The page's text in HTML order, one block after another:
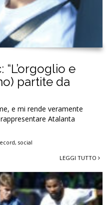
“L’orgoglio e
partite da
e mi rende veramente
Atalanta
, social
LEGGI TUTTO